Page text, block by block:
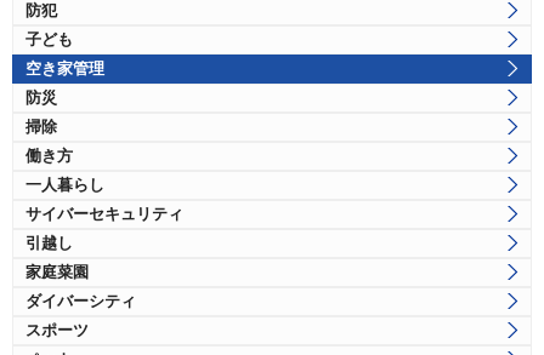
防犯
子ども
空き家管理
防災
掃除
働き方
一人暮らし
サイバーセキュリティ
引越し
家庭菜園
ダイバーシティ
スポーツ